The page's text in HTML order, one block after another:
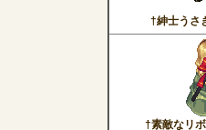
†紳士うさ
†素敵なリ